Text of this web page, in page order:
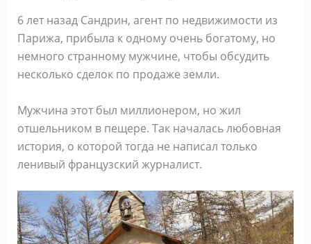
6 лет назад Сандрин, агент по недвижимости из
Парижа, прибыла к одному очень богатому, но
немного странному мужчине, чтобы обсудить
несколько сделок по продаже земли.
Мужчина этот был миллионером, но жил
отшельником в пещере. Так началась любовная
история, о которой тогда не написал только
ленивый французский журналист.